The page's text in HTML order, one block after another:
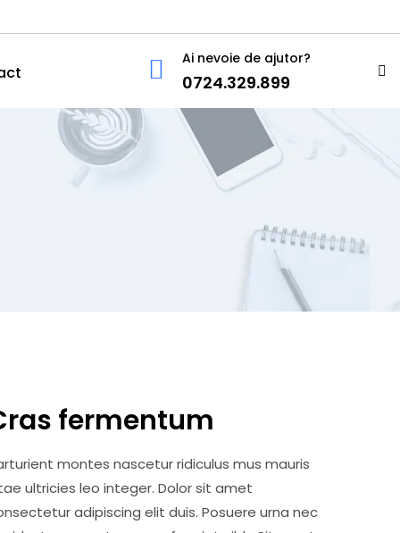
Ai nevoie de ajutor?
0724.329.899
fermentum
montes nascetur ridiculus mus mauris
ultricies leo integer. Dolor sit amet
adipiscing elit duis. Posuere urna nec